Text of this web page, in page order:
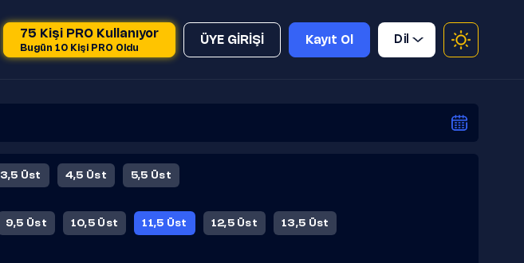
75 Kişi PRO Kullanıyor
Bugün 10 Kişi PRO Oldu
ÜYE GİRİŞİ Kayıt Ol Dil
3,5 Üst 4,5 Üst 5,5 Üst
9,5 Üst 10,5 Üst 11,5 Üst 12,5 Üst 13,5 Üst